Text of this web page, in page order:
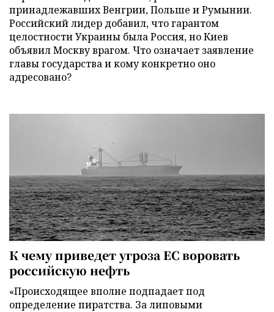
принадлежавших Венгрии, Польше и Румынии.
Российский лидер добавил, что гарантом
целостности Украины была Россия, но Киев
объявил Москву врагом. Что означает заявление
главы государства и кому конкретно оно
адресовано?
К чему приведет угроза ЕС воровать
российскую нефть
«Происходящее вполне подпадает под
определение пиратства. За липовыми